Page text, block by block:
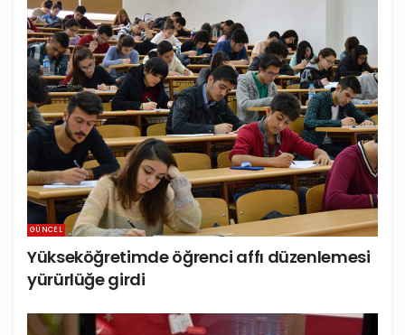
GÜNCEL
Yükseköğretimde öğrenci affı düzenlemesi
yürürlüğe girdi